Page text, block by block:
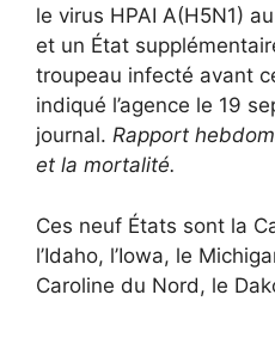
le virus HPAI A(H5N1)
et un État
troupeau infecté avant
indiqué l’agence le 19
journal. Rapport
et la mortalité.
Ces neuf États sont la
l’Idaho, l’Iowa, le
Caroline du Nord, le